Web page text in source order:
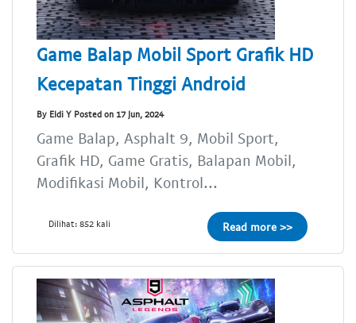
Game Balap Mobil Sport Grafik HD
Kecepatan Tinggi Android
By Eldi Y Posted on 17 Jun, 2024
Game Balap, Asphalt 9, Mobil Sport,
Grafik HD, Game Gratis, Balapan Mobil,
Modifikasi Mobil, Kontrol...
Dilihat: 852 kali Read more >>